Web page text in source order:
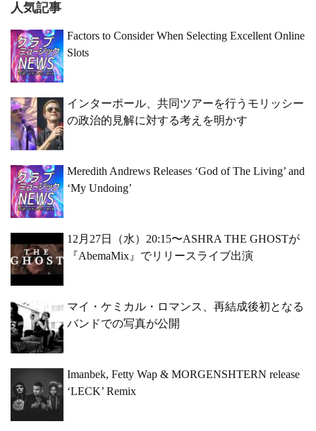
人気記事
Factors to Consider When Selecting Excellent Online
Slots
インターポール、共同ツアーを行うモリッシー
の政治的見解に対する考えを明かす
Meredith Andrews Releases ‘God of The Living’ and
‘My Undoing’
12月27日（水）20:15〜ASHRA THE GHOSTが
『AbemaMix』でリリースライブ出演
マイ・ケミカル・ロマンス、再結成後初となる
バンドでの写真が公開
Imanbek, Fetty Wap & MORGENSHTERN release
‘LECK’ Remix